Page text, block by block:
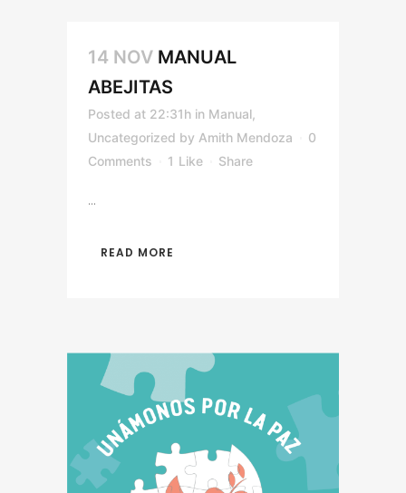
14 NOV MANUAL
ABEJITAS
Posted at 22:31h in Manual
Uncategorized by Amith Mendoza
0
Comments
1 Like Share
...
READ MORE